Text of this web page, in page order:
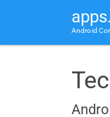
Android